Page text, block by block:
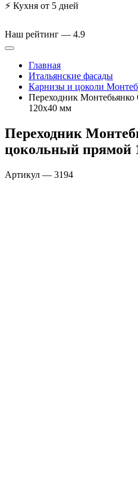
⚡ Кухня от 5 дней
Наш рейтинг — 4.9
Главная
Итальянские фасады
Карнизы и цоколи
Переходник
120х40 мм
Переходник
цокольный прямой
Артикул — 3194